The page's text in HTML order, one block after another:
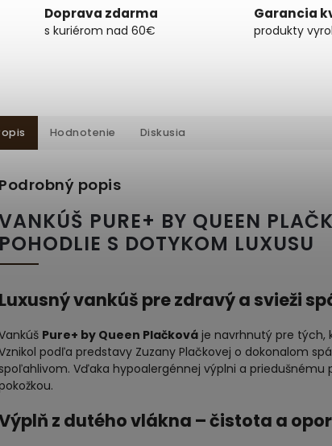
Doprava zdarma
s kuriérom nad 60€
Garancia
produkty
Hodnotenie Diskusia
Podrobný popis
PURE+ BY QUEEN
POHODLIE S DOTYKOM LUXUSU
Luxusný vankúš pre zdravý a svieži
Pure+ by Queen Plačková je navrhnutý pre tých,
podľa predstavy Zuzany Plačkovej o dokonalom
spoľahlivom. Vďaka hypoalergénnej výplni a
z dutého vlákna – čistota a